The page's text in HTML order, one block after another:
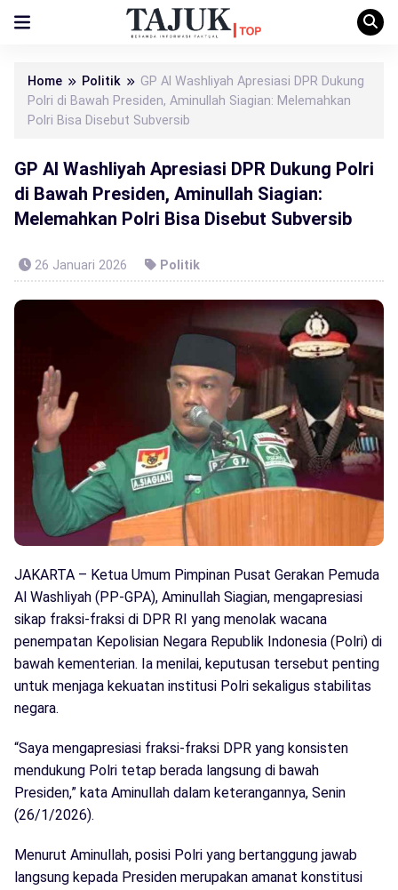
Home Politik
GP Al Washliyah Apresiasi DPR Dukung
Polri di Bawah Presiden, Aminullah Siagian: Melemahkan
Polri Bisa Disebut Subversib
GP Al Washliyah Apresiasi DPR Dukung Polri
di Bawah Presiden, Aminullah Siagian:
Melemahkan Polri Bisa Disebut Subversib
26 Januari 2026 Politik
JAKARTA – Ketua Umum Pimpinan Pusat Gerakan Pemuda
Al Washliyah (PP-GPA), Aminullah Siagian, mengapresiasi
sikap fraksi-fraksi di DPR RI yang menolak wacana
penempatan Kepolisian Negara Republik Indonesia (Polri) di
bawah kementerian. Ia menilai, keputusan tersebut penting
untuk menjaga kekuatan institusi Polri sekaligus stabilitas
negara.
“Saya mengapresiasi fraksi-fraksi DPR yang konsisten
mendukung Polri tetap berada langsung di bawah
Presiden,” kata Aminullah dalam keterangannya, Senin
(26/1/2026).
Menurut Aminullah, posisi Polri yang bertanggung jawab
langsung kepada Presiden merupakan amanat konstitusi